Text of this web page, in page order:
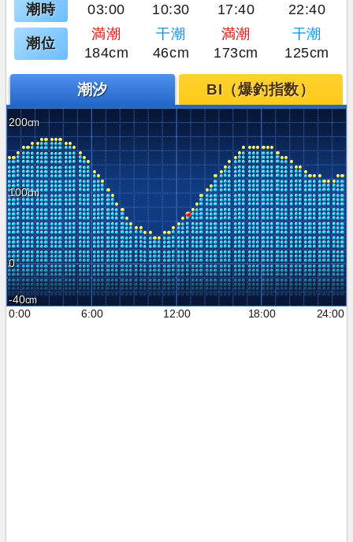
潮時 03:00 10:30 17:40 22:40
潮位
満潮 干潮 満潮
干潮
184cm
46cm 173cm 125cm
潮汐 BI（爆釣指数）
200
100
0
-40
0:00
6:00 12:00 18:00 24:00